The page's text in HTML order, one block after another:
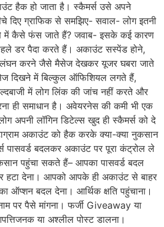
हैक हो जाता है। स्कैमर्स उसे अपने
ग्राफिक से समझिए- सवाल- लोग इतनी
कैसे फंस जाते हैं? जवाब- इसके कई कारण
डर पैदा करते हैं। अकाउंट सस्पेंड होने,
करने जैसे मैसेज देखकर यूजर घबरा जाते
दिखने में बिल्कुल ऑफिशियल लगते हैं,
में लोग लिंक की जांच नहीं करते और
ही समाधान है। अवेयरनेस की कमी भी एक
अपनी लॉगिन डिटेल्स खुद ही स्कैमर्स को दे
अकाउंट को हैक करके क्या-क्या नुकसान
पासवर्ड बदलकर अकाउंट पर पूरा कंट्रोल ले
पहुंचा सकते हैं– आपका पासवर्ड बदल
हटा देना। आपको आपके ही अकाउंट से बाहर
ऑप्शन बदल देना। आर्थिक क्षति पहुंचाना।
पर पैसे मांगना। फर्जी Giveaway या
या अश्लील पोस्ट डालना।